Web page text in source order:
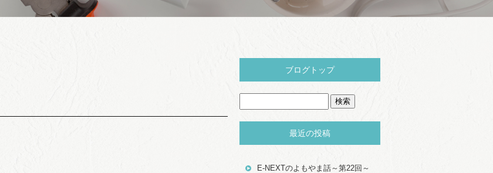
ブログトップ
最近の投稿
E-NEXTのよもやま話～第22回～